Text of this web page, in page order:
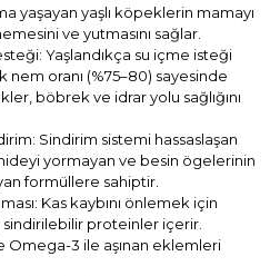
yaşayan yaşlı köpeklerin mamayı
ve yutmasını sağlar.
Yaşlandıkça su içme isteği
oranı (%75–80) sayesinde
böbrek ve idrar yolu sağlığını
Sindirim sistemi hassaslaşan
yormayan ve besin ögelerinin
formüllere sahiptir.
Kas kaybını önlemek için
proteinler içerir.
Omega-3 ile aşınan eklemleri